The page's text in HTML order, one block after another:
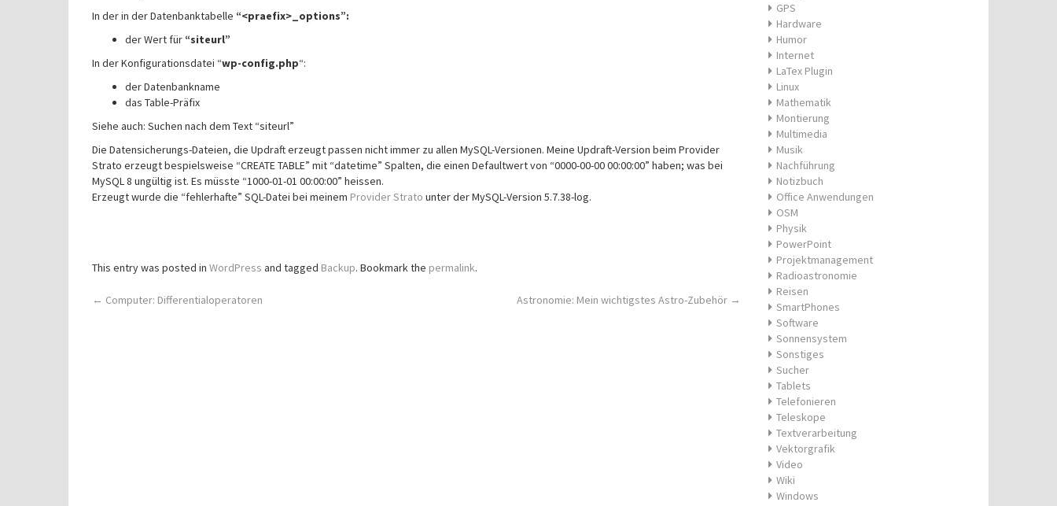
In der in der Datenbanktabelle “<praefix>_options”:
der Wert für “siteurl”
In der Konfigurationsdatei “wp-config.php“:
der Datenbankname
das Table-Präfix
Siehe auch: Suchen nach dem Text “siteurl”
Die Datensicherungs-Dateien, die Updraft erzeugt passen nicht immer zu allen MySQL-Versionen. Meine Updraft-Version beim Provider
Strato erzeugt bespielsweise “CREATE TABLE” mit “datetime” Spalten, die einen Defaultwert von “0000-00-00 00:00:00” haben; was bei
MySQL 8 ungültig ist. Es müsste “1000-01-01 00:00:00” heissen.
Erzeugt wurde die “fehlerhafte” SQL-Datei bei meinem Provider Strato unter der MySQL-Version 5.7.38-log.
This entry was posted in WordPress and tagged Backup. Bookmark the permalink.
Post
← Computer: Differentialoperatoren Astronomie: Mein wichtigstes Astro-Zubehör →
GPS
Hardware
Humor
Internet
LaTex Plugin
Linux
Mathematik
Montierung
Multimedia
Musik
Nachführung
Notizbuch
Office Anwendungen
OSM
Physik
PowerPoint
Projektmanagement
Radioastronomie
Reisen
SmartPhones
Software
Sonnensystem
Sonstiges
Sucher
Tablets
Telefonieren
Teleskope
Textverarbeitung
Vektorgrafik
Video
Wiki
Windows